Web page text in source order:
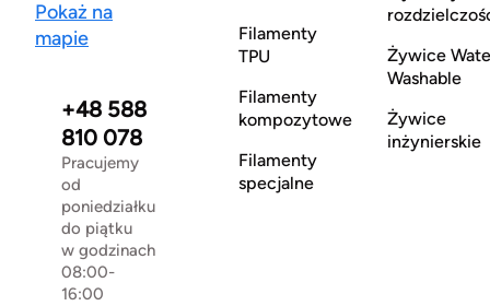
Pokaż na
mapie
+48 588
810 078
Pracujemy
od
poniedziałku
do piątku
w godzinach
08:00-
16:00
Filamenty
TPU
Filamenty
kompozytowe
Filamenty
specjalne
Żywice
Washable
Żywice
inżynierskie